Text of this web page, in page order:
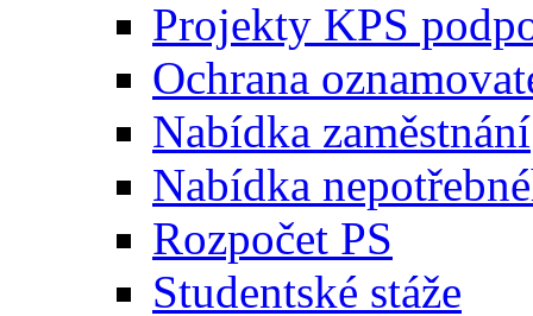
Projekty KPS
Ochrana
Nabídka zaměstnání
Nabídka
Rozpočet PS
Studentské stáže